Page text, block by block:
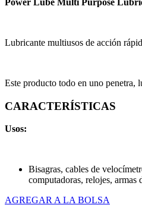
Lubricante multiusos de acción
Este producto todo en uno penetra,
CARACTERÍSTICAS
Usos:
Bisagras, cables de
computadoras, relojes, armas
AGREGAR A LA BOLSA